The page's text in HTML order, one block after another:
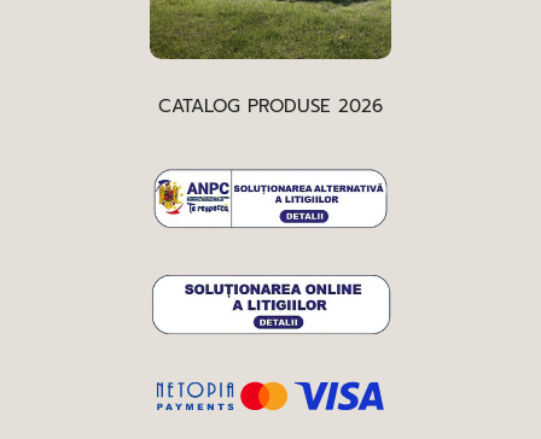
CATALOG PRODUSE 2026